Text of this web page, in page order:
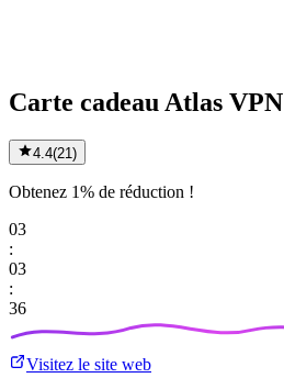
Carte cadeau Atlas VPN
4.4(21 )
Obtenez 1% de réduction !
03
:
03
:
36
Visitez le site web